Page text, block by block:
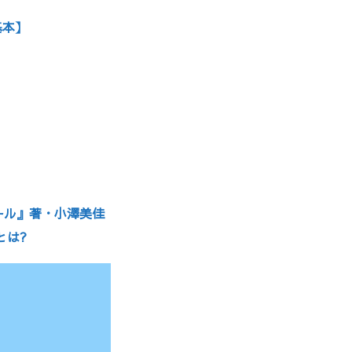
】
』著・小澤美佳
は?